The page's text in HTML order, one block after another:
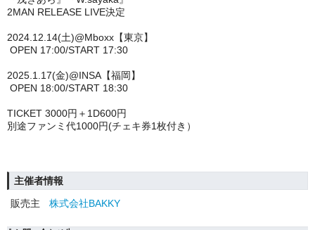
2MAN RELEASE LIVE決定
2024.12.14(土)@Mboxx【東京】
OPEN 17:00/START 17:30
2025.1.17(金)@INSA【福岡】
OPEN 18:00/START 18:30
TICKET 3000円＋1D600円
別途ファンミ代1000円(チェキ券1枚付き）
主催者情報
販売主
株式会社BAKKY